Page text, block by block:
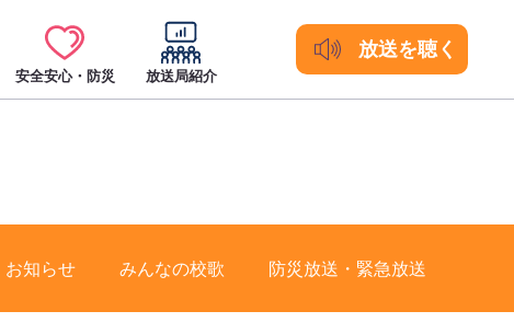
安全安心・防災 放送局紹介
放送を聴く
お知らせ みんなの校歌 防災放送・緊急放送